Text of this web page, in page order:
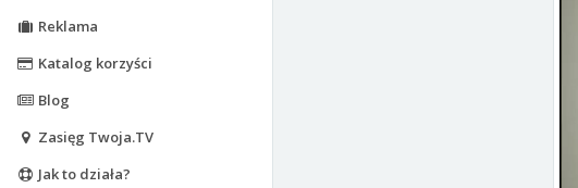
Reklama
Katalog korzyści
Blog
Zasięg Twoja.TV
Jak to działa?